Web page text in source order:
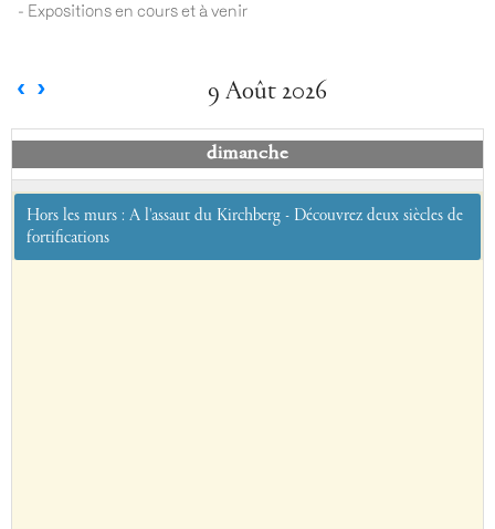
- Expositions en cours et à venir
9 Août 2026
dimanche
Hors les murs : A l'assaut du Kirchberg - Découvrez deux siècles de
fortifications